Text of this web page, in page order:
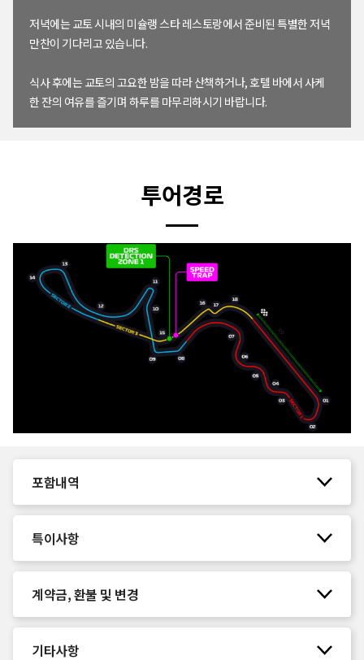
저녁에는 교토 시내의 미슐랭 스타 레스토랑에서 준비된 특별한 저녁
만찬이 기다리고 있습니다.
식사 후에는 교토의 고요한 밤을 따라 산책하거나, 호텔 바에서 사케
한 잔의 여유를 즐기며 하루를 마무리하시기 바랍니다.
투어경로
포함내역
특이사항
계약금, 환불 및 변경
기타사항